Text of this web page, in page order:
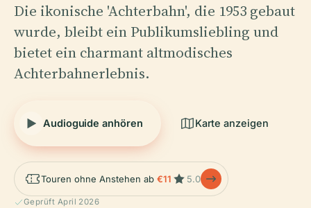
Die ikonische 'Achterbahn', die 1953 gebaut
wurde, bleibt ein Publikumsliebling und
bietet ein charmant altmodisches
Achterbahnerlebnis.
Audioguide anhören Karte anzeigen
Touren ohne Anstehen ab €11 5.0
Geprüft April 2026